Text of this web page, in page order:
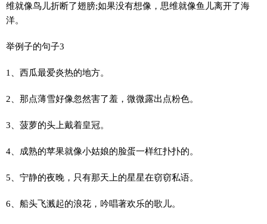
维就像鸟儿折断了翅膀;如果没有想像，思维就像鱼儿离开了海
洋。
举例子的句子3
1、西瓜最爱炎热的地方。
2、那点薄雪好像忽然害了羞，微微露出点粉色。
3、菠萝的头上戴着皇冠。
4、成熟的苹果就像小姑娘的脸蛋一样红扑扑的。
5、宁静的夜晚，只有那天上的星星在窃窃私语。
6、船头飞溅起的浪花，吟唱著欢乐的歌儿。